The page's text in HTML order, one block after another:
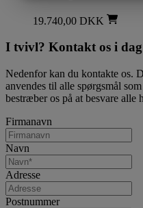
19.740,00 DKK
I tvivl? Kontakt os i dag
Nedenfor kan du kontakte os.
anvendes til alle spørgsmål
bestræber os på at besvare alle
Firmanavn
Navn
Adresse
Postnummer